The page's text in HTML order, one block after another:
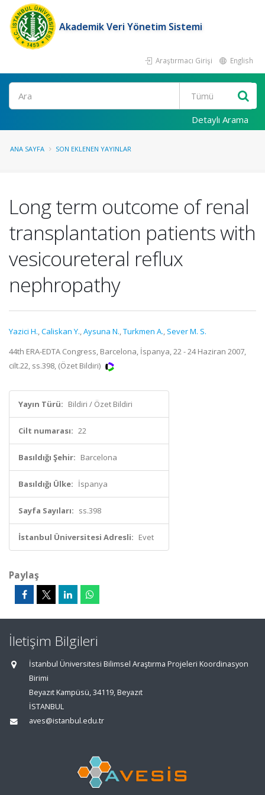
Akademik Veri Yönetim Sistemi
Araştırmacı Girişi English
Ara
Detaylı Arama
ANA SAYFA SON EKLENEN YAYINLAR
Long term outcome of renal
transplantation patients with
vesicoureteral reflux
nephropathy
Yazici H.,Caliskan Y.,Aysuna N.,Turkmen A., Sever M. S.
44th ERA-EDTA Congress, Barcelona, İspanya, 22 - 24 Haziran 2007,
cilt.22, ss.398, (Özet Bildiri)
Yayın Türü: Bildiri / Özet Bildiri
Cilt numarası: 22
Basıldığı Şehir: Barcelona
Basıldığı Ülke: İspanya
Sayfa Sayıları: ss.398
İstanbul Üniversitesi Adresli: Evet
Paylaş
İletişim Bilgileri
İstanbul Üniversitesi Bilimsel Araştırma Projeleri Koordinasyon
Birimi
Beyazıt Kampüsü, 34119, Beyazıt
İSTANBUL
aves@istanbul.edu.tr